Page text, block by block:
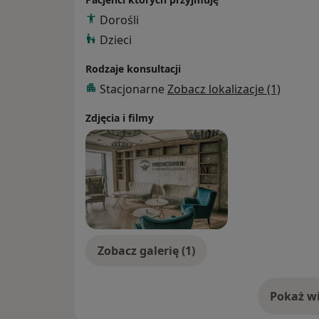
Dorośli
Dzieci
Rodzaje konsultacji
Stacjonarne Zobacz lokalizacje (1)
Zdjęcia i filmy
Zobacz galerię (1)
Pokażo